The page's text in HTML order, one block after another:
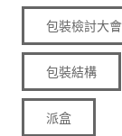
包裝檢討大會
包裝結構
派盒